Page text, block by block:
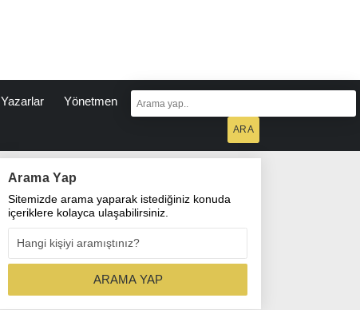
Yazarlar Yönetmen
Arama Yap
Sitemizde arama yaparak istediğiniz konuda
içeriklere kolayca ulaşabilirsiniz.